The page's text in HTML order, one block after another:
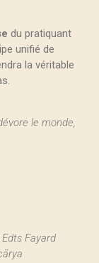
du pratiquant
unifié de
la véritable
le monde,
Fayard